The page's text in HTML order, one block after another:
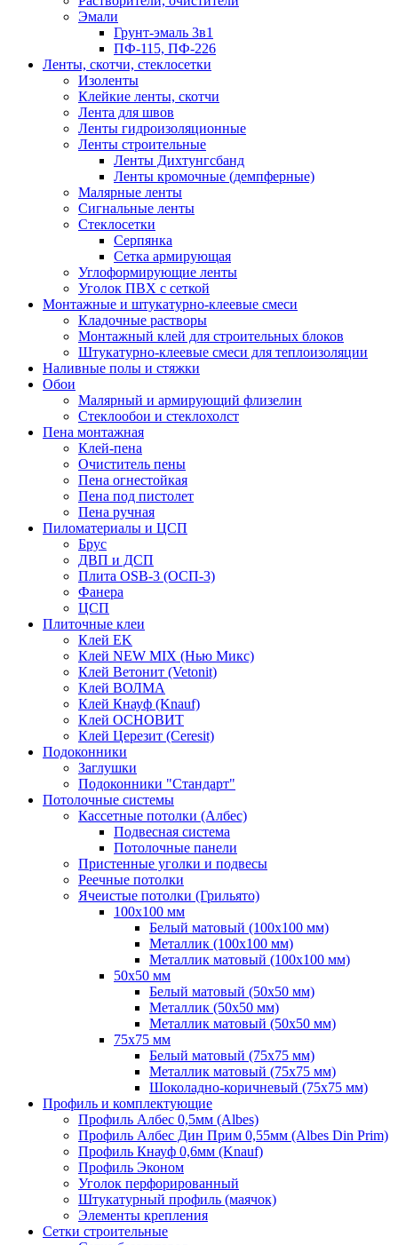
Эмали
Грунт-эмаль 3в1
ПФ-115, ПФ-226
Ленты, скотчи, стеклосетки
Изоленты
Клейкие ленты, скотчи
Лента для швов
Ленты гидроизоляционные
Ленты строительные
Ленты Дихтунгсбанд
Ленты кромочные (демпферные)
Малярные ленты
Сигнальные ленты
Стеклосетки
Серпянка
Сетка армирующая
Углоформирующие ленты
Уголок ПВХ с сеткой
Монтажные и штукатурно-клеевые смеси
Кладочные растворы
Монтажный клей для строительных блоков
Штукатурно-клеевые смеси для теплоизоляции
Наливные полы и стяжки
Обои
Малярный и армирующий флизелин
Стеклообои и стеклохолст
Пена монтажная
Клей-пена
Очиститель пены
Пена огнестойкая
Пена под пистолет
Пена ручная
Пиломатериалы и ЦСП
Брус
ДВП и ДСП
Плита OSB-3 (ОСП-3)
Фанера
ЦСП
Плиточные клеи
Клей EK
Клей NEW MIX (Нью Микс)
Клей Ветонит (Vetonit)
Клей ВОЛМА
Клей Кнауф (Knauf)
Клей ОСНОВИТ
Клей Церезит (Ceresit)
Подоконники
Заглушки
Подоконники "Стандарт"
Потолочные системы
Кассетные потолки (Албес)
Подвесная система
Потолочные панели
Пристенные уголки и подвесы
Реечные потолки
Ячеистые потолки (Грильято)
100х100 мм
Белый матовый (100х100 мм)
Металлик (100х100 мм)
Металлик матовый (100х100 мм)
50х50 мм
Белый матовый (50х50 мм)
Металлик (50х50 мм)
Металлик матовый (50х50 мм)
75х75 мм
Белый матовый (75х75 мм)
Металлик матовый (75х75 мм)
Шоколадно-коричневый (75х75 мм)
Профиль и комплектующие
Профиль Албес 0,5мм (Albes)
Профиль Албес Дин Прим 0,55мм (Albes Din Prim)
Профиль Кнауф 0,6мм (Knauf)
Профиль Эконом
Уголок перфорированный
Штукатурный профиль (маячок)
Элементы крепления
Сетки строительные